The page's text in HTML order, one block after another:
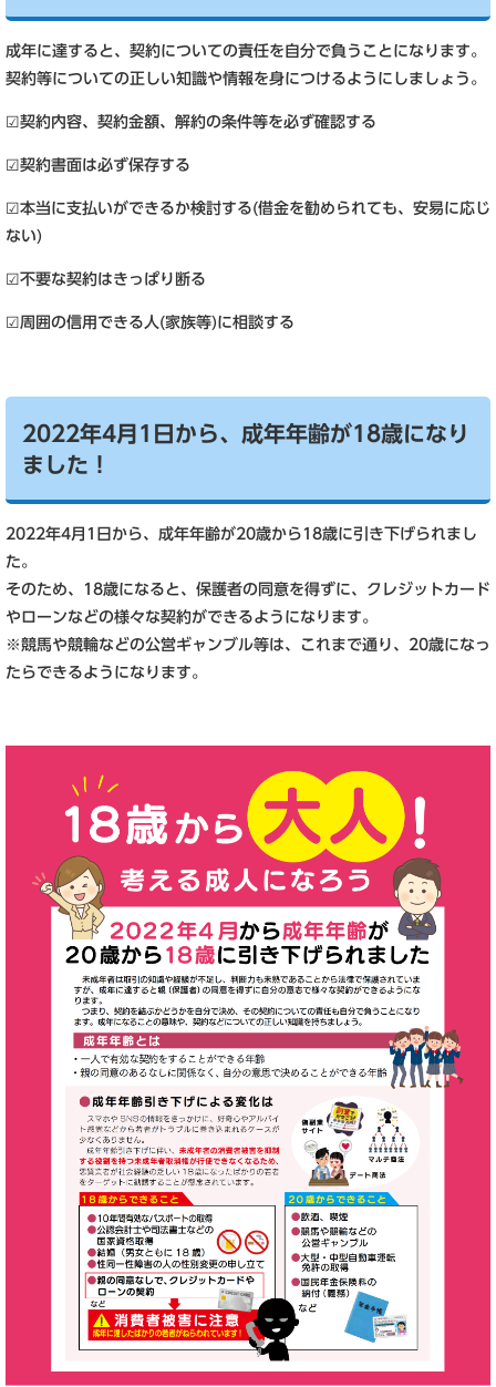
成年に達すると、契約についての責任を自分で負うことになります。
契約等についての正しい知識や情報を身につけるようにしましょう。
☑契約内容、契約金額、解約の条件等を必ず確認する
☑契約書面は必ず保存する
☑本当に支払いができるか検討する(借金を勧められても、安易に応じ
ない)
☑不要な契約はきっぱり断る
☑周囲の信用できる人(家族等)に相談する
2022年4月1日から、成年年齢が18歳になり
ました！
2022年4月1日から、成年年齢が20歳から18歳に引き下げられまし
た。
そのため、18歳になると、保護者の同意を得ずに、クレジットカード
やローンなどの様々な契約ができるようになります。
※競馬や競輪などの公営ギャンブル等は、これまで通り、20歳になっ
たらできるようになります。